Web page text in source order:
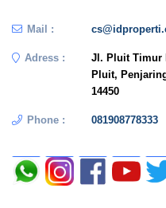
Mail :
Adress :
Jl. Pluit Timur
Pluit,
14450
Phone : 081908778333